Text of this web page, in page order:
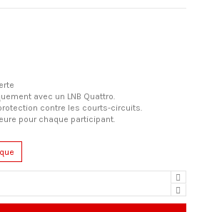
avec un LNB Quattro.
contre les courts-circuits.
pour chaque participant.